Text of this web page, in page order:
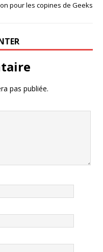
pour les copines de Geeks
pas publiée.